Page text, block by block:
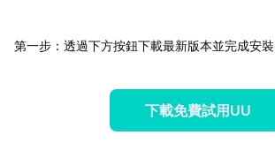
第一步：透過下方按鈕下載最新版本並完成安裝
下載免費試用UU